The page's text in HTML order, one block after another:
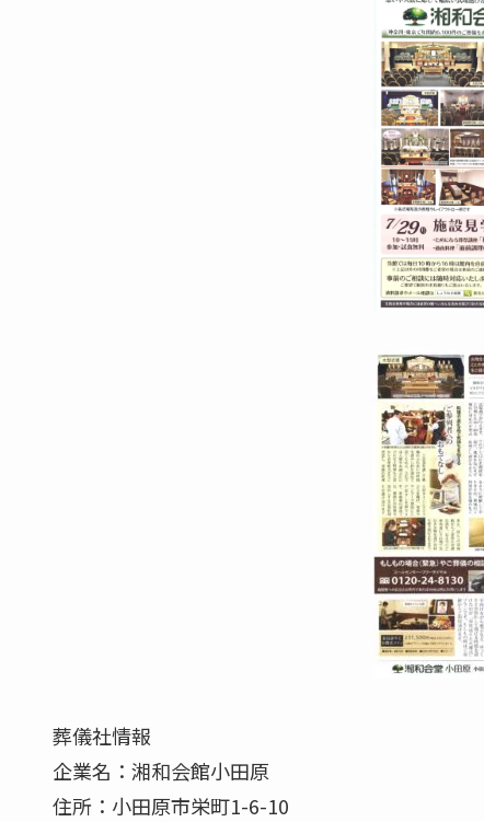
葬儀社情報
企業名：湘和会館小田原
住所：小田原市栄町1-6-10